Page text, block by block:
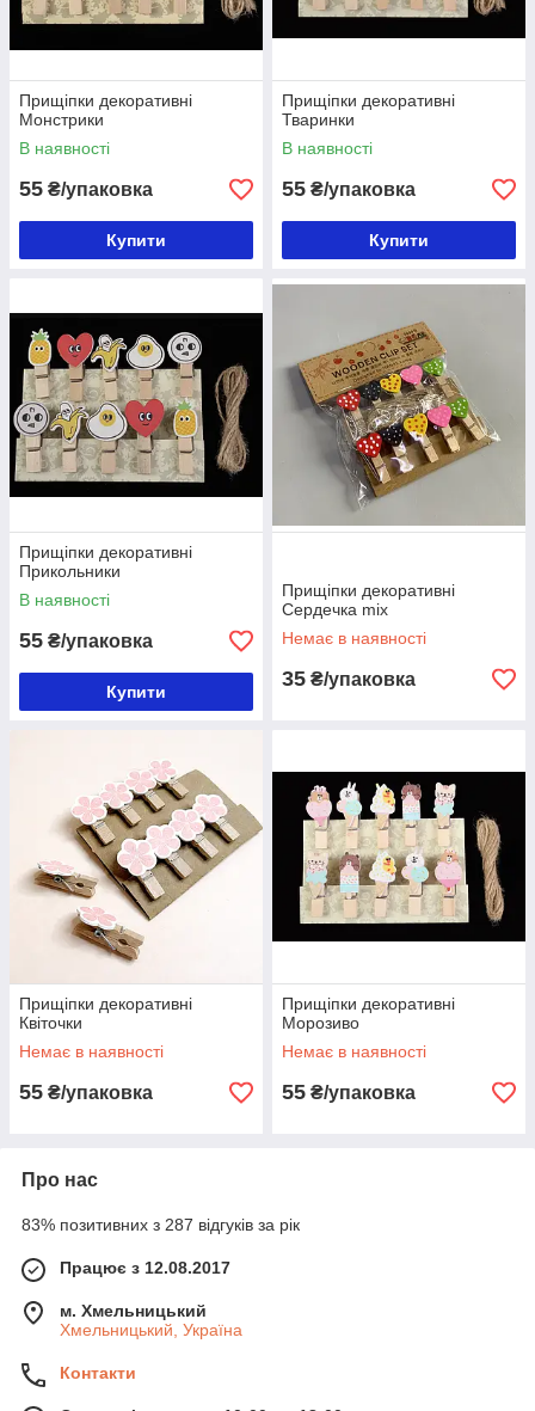
Прищіпки декоративні
Монстрики
В наявності
55 ₴/упаковка
Купити
Прищіпки декоративні
Тваринки
В наявності
55 ₴/упаковка
Купити
Прищіпки декоративні
Прикольники
В наявності
55 ₴/упаковка
Купити
Прищіпки декоративні
Сердечка mix
Немає в наявності
35 ₴/упаковка
Прищіпки декоративні
Квіточки
Немає в наявності
55 ₴/упаковка
Прищіпки декоративні
Морозиво
Немає в наявності
55 ₴/упаковка
Про нас
83% позитивних з 287 відгуків за рік
Працює з 12.08.2017
м. Хмельницький
Хмельницький, Україна
Контакти